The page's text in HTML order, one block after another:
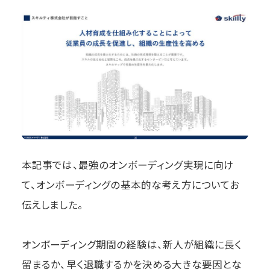
本記事では、最強のオンボーディング実現に向け
て、オンボーディングの基本的な考え方についてお
伝えしました。
オンボーディング期間の経験は、新人が組織に長く
留まるか、早く退職するかを決める大きな要因とな